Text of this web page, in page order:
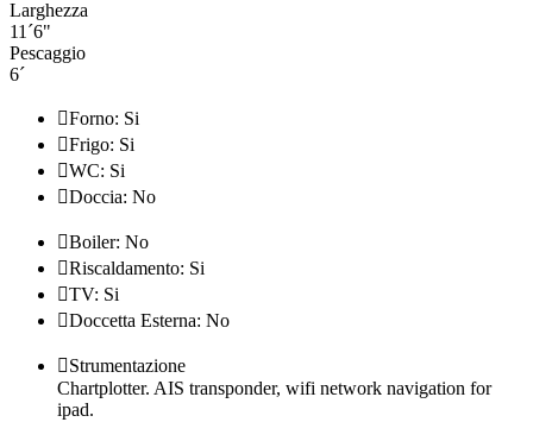
Larghezza
11´6"
Pescaggio
6´
Forno: Si
Frigo: Si
WC: Si
Doccia: No
Boiler: No
Riscaldamento: Si
TV: Si
Doccetta Esterna: No
Strumentazione
Chartplotter. AIS transponder, wifi network navigation for
ipad.